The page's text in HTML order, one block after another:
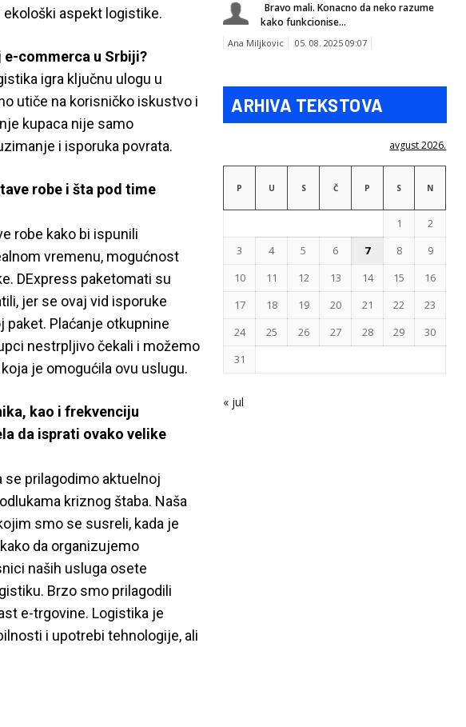
aspekt logistike.
commerca u Srbiji?
igra ključnu ulogu u
utiče na korisničko iskustvo i
kupaca nije samo
i isporuka povrata.
robe i šta pod time
robe kako bi ispunili
vremenu, mogućnost
DExpress paketomati su
jer se ovaj vid isporuke
paket. Plaćanje otkupnine
nestrpljivo čekali i možemo
je omogućila ovu uslugu.
kao i frekvenciju
da isprati ovako velike
se prilagodimo aktuelnoj
kriznog štaba. Naša
smo se susreli, kada je
da organizujemo
naših usluga osete
Brzo smo prilagodili
e-trgovine. Logistika je
i upotrebi tehnologije, ali
Bravo mali. Konacno da neko razume
kako funkcionise...
Ana Miljkovic 05. 08. 2025 09:07
ARHIVA TEKSTOVA
avgust 2026.
P U S Č P S N
1
2
3
4 5 6 7 8
9
10
11 12 13 14 15
16
17
18 19 20 21 22
23
24
25 26 27 28 29
30
31
« jul